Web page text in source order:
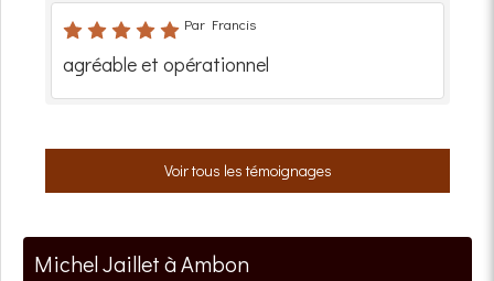
Par Francis
agréable et opérationnel
Voir tous les témoignages
Michel Jaillet à Ambon